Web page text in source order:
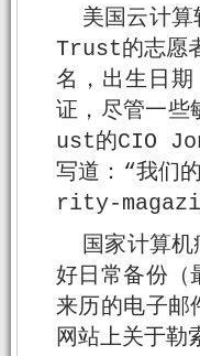
美国云计
Trust的志愿
名，出生日
证，尽管一
ust的CIO
写道：“我们
rity-
国家计算
好日常备份（
来历的电子邮
网站上关于勒